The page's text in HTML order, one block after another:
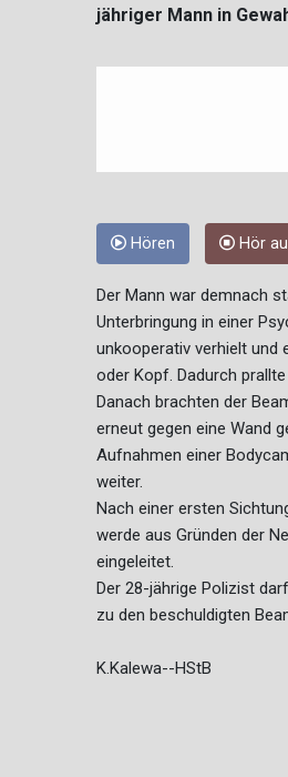
jähriger Mann in
Hören Hör
Der Mann war demnach
Unterbringung in einer
unkooperativ verhielt und
oder Kopf. Dadurch
Danach brachten der
erneut gegen eine Wand
Aufnahmen einer
weiter.
Nach einer ersten
werde aus Gründen der
eingeleitet.
Der 28-jährige Polizist
zu den beschuldigten
K.Kalewa--HStB